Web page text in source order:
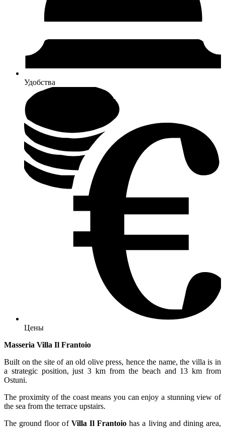
Удобства
Цены
Masseria Villa Il Frantoio
Built on the site of an old olive press, hence the name, the villa is in
a strategic position, just 3 km from the beach and 13 km from
Ostuni.
The proximity of the coast means you can enjoy a stunning view of
the sea from the terrace upstairs.
The ground floor of Villa Il Frantoio has a living and dining area,